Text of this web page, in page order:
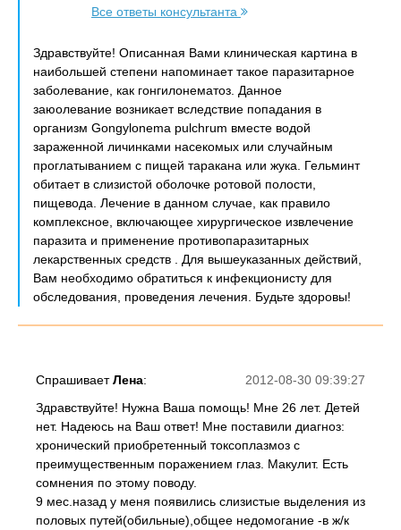
Все ответы консультанта
Здравствуйте! Описанная Вами клиническая картина в
наибольшей степени напоминает такое паразитарное
заболевание, как гонгилонематоз. Данное
заюолевание возникает вследствие попадания в
организм Gongylonema pulchrum вместе водой
зараженной личинками насекомых или случайным
проглатыванием с пищей таракана или жука. Гельминт
обитает в слизистой оболочке ротовой полости,
пищевода. Лечение в данном случае, как правило
комплексное, включающее хирургическое извлечение
паразита и применение противопаразитарных
лекарственных средств . Для вышеуказанных действий,
Вам необходимо обратиться к инфекционисту для
обследования, проведения лечения. Будьте здоровы!
2012-08-30 09:39:27
СпрашиваетЛена:
Здравствуйте! Нужна Ваша помощь! Мне 26 лет. Детей
нет. Надеюсь на Ваш ответ! Мне поставили диагноз:
хронический приобретенный токсоплазмоз с
преимущественным поражением глаз. Макулит. Есть
сомнения по этому поводу.
9 мес.назад у меня появились слизистые выделения из
половых путей(обильные),общее недомогание -в ж/к